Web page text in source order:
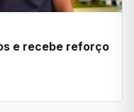
e recebe reforço